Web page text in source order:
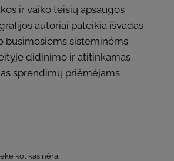
ir vaiko teisių apsaugos
autoriai pateikia išvadas
būsimosioms sisteminėms
didinimo ir atitinkamas
sprendimų priėmėjams.
kol kas nėra.